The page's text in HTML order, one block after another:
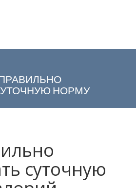
НОРМУ
суточную